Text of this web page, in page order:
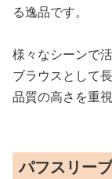
る逸品です。
様々なシーンで
ブラウスとして
品質の高さを重
パフスリー